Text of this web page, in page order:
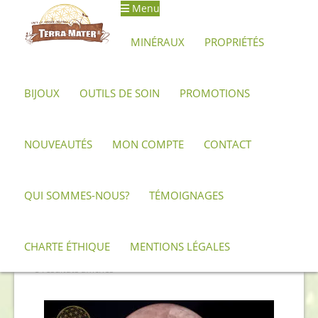
Aller
Aller
au
Menu
MINÉRAUX PROPRIÉTÉS
BIJOUX OUTILS DE SOIN PROMOTIONS
NOUVEAUTÉS MON COMPTE CONTACT
QUI SOMMES-NOUS? TÉMOIGNAGES
CHARTE ÉTHIQUE MENTIONS LÉGALES
Accueil Outils de soin Sphères
Sphères
5 résultats affichés
récent